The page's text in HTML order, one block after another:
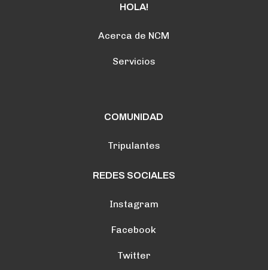
HOLA!
Acerca de NCM
Servicios
COMUNIDAD
Tripulantes
REDES SOCIALES
Instagram
Facebook
Twitter